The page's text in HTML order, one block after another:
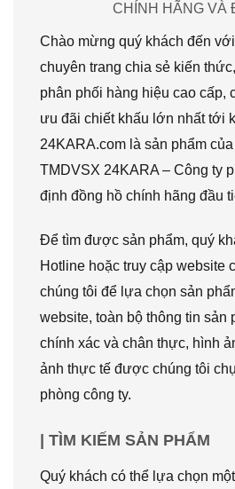
CHÍNH HÃNG VÀ
Chào mừng quý khách đến
chuyên trang chia sẻ kiến
phân phối hàng hiệu cao cấp,
ưu đãi chiết khấu lớn nhất tới
24KARA.com là sản phẩm
TMDVSX 24KARA – Công ty
định đồng hồ chính hãng đầu
Để tìm được sản phẩm, quý
Hotline hoặc truy cập website
chúng tôi để lựa chọn sản
website, toàn bộ thông tin sản
chính xác và chân thực, hình
ảnh thực tế được chúng tôi
phòng công ty.
| TÌM KIẾM SẢN PHẨM
Quý khách có thể lựa chọn